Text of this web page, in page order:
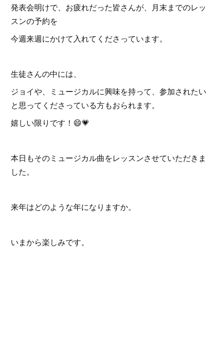
発表会明けで、お疲れだった皆さんが、月末までのレッ
スンの予約を
今週来週にかけて入れてくださっています。
生徒さんの中には、
ジョイや、ミュージカルに興味を持って、参加されたい
と思ってくださっている方もおられます。
嬉しい限りです！😄💗
本日もそのミュージカル曲をレッスンさせていただきま
した。
来年はどのような年になりますか。
いまから楽しみです。